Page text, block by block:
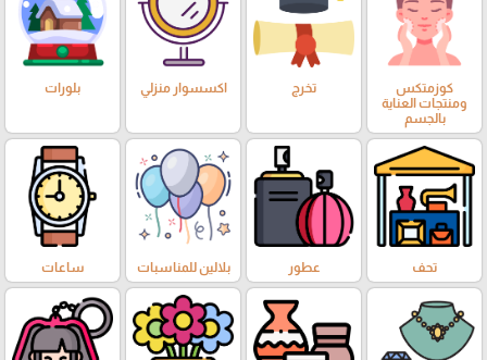
كوزمتكس
ومنتجات العناية
بالجسم
تخرج اكسسوار منزلي بلورات
تحف عطور بلالين للمناسبات ساعات